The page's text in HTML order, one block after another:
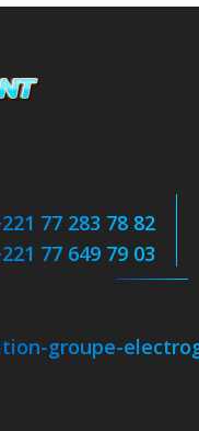
77 283 78 82
77 649 79 03
groupe-